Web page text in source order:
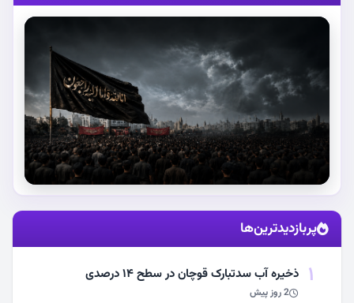
استقبال از آقای شهید ایران
مشاهده اخبار
پربازدیدترین‌ها
1 ذخیره آب سدتبارک قوچان در سطح ۱۴ درصدی
2 روز پیش